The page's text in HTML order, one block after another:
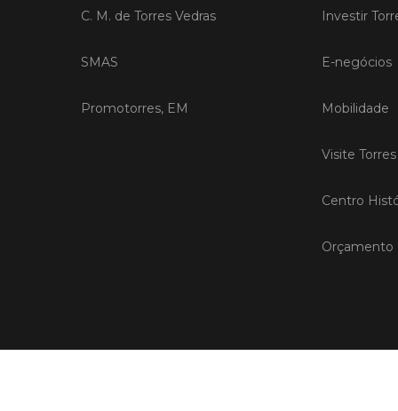
C. M. de Torres Vedras
SMAS
Promotorres, EM
Investir
E-negócios
Mobilidade
Visite
Centro
Orçamento